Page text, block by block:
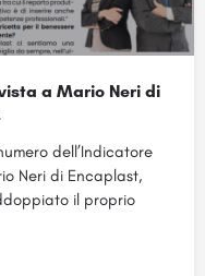
a Mario Neri di
dell’Indicatore
Neri di Encaplast,
il proprio